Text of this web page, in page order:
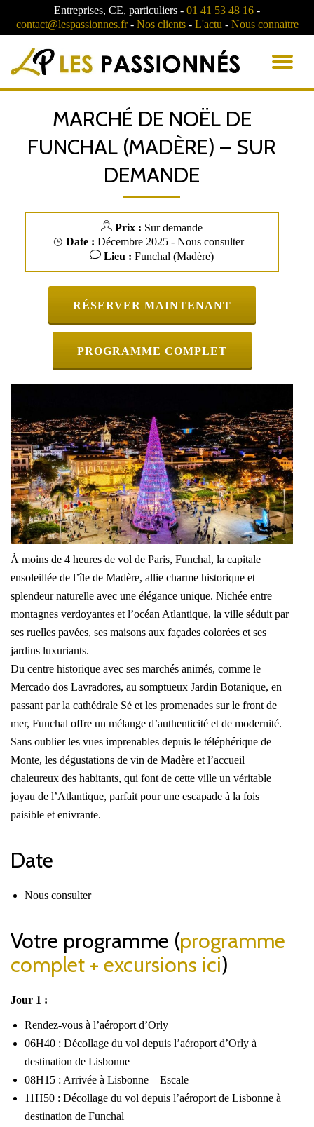
Entreprises, CE, particuliers - 01 41 53 48 16 -
contact@lespassionnes.fr- Nos clients- L'actu - Nous connaïtre
MARCHÉ DE NOËL DE
FUNCHAL (MADÈRE) – SUR
DEMANDE
Prix : Sur demande
Date : Décembre 2025 - Nous consulter
Lieu : Funchal (Madère)
RÉSERVER MAINTENANT
PROGRAMME COMPLET
À moins de 4 heures de vol de Paris, Funchal, la capitale
ensoleillée de l’île de Madère, allie charme historique et
splendeur naturelle avec une élégance unique. Nichée entre
montagnes verdoyantes et l’océan Atlantique, la ville séduit par
ses ruelles pavées, ses maisons aux façades colorées et ses
jardins luxuriants.
Du centre historique avec ses marchés animés, comme le
Mercado dos Lavradores, au somptueux Jardin Botanique, en
passant par la cathédrale Sé et les promenades sur le front de
mer, Funchal offre un mélange d’authenticité et de modernité.
Sans oublier les vues imprenables depuis le téléphérique de
Monte, les dégustations de vin de Madère et l’accueil
chaleureux des habitants, qui font de cette ville un véritable
joyau de l’Atlantique, parfait pour une escapade à la fois
paisible et enivrante.
Date
Nous consulter
Votre programme (programme
complet + excursions ici)
Jour 1 :
Rendez-vous à l’aéroport d’Orly
06H40 : Décollage du vol depuis l’aéroport d’Orly à
destination de Lisbonne
08H15 : Arrivée à Lisbonne – Escale
11H50 : Décollage du vol depuis l’aéroport de Lisbonne à
destination de Funchal